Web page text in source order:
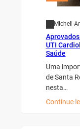
Micheli
UTI
Saúde
Uma
de Santa
nesta…
Continue